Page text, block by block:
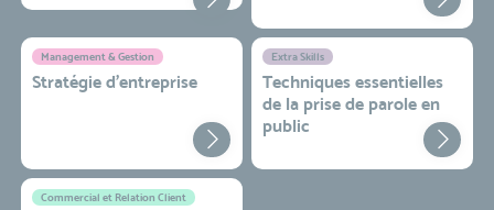
Management & Gestion
Stratégie d’entreprise
Extra Skills
Techniques essentielles
de la prise de parole en
public
Commercial et Relation Client